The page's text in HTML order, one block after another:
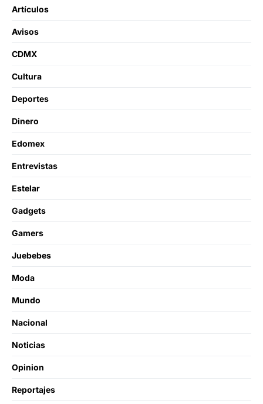
Artículos
Avisos
CDMX
Cultura
Deportes
Dinero
Edomex
Entrevistas
Estelar
Gadgets
Gamers
Juebebes
Moda
Mundo
Nacional
Noticias
Opinion
Reportajes